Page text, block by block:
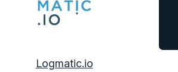
Logmatic.io